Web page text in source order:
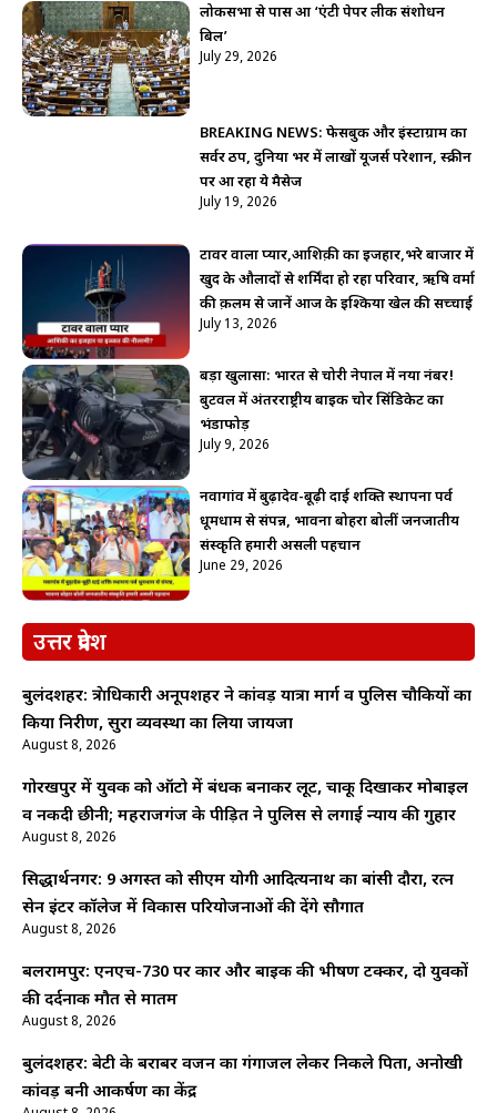
लोकसभा से पास हुआ ‘एंटी पेपर लीक संशोधन
बिल’
July 29, 2026
BREAKING NEWS: फेसबुक और इंस्टाग्राम का
सर्वर ठप, दुनिया भर में लाखों यूजर्स परेशान, स्क्रीन
पर आ रहा ये मैसेज
July 19, 2026
टावर वाला प्यार,आशिक़ी का इजहार,भरे बाजार में
खुद के औलादों से शर्मिंदा हो रहा परिवार, ऋषि वर्मा
की क़लम से जानें आज के इश्किया खेल की सच्चाई
July 13, 2026
बड़ा खुलासा: भारत से चोरी नेपाल में नया नंबर!
बुटवल में अंतरराष्ट्रीय बाइक चोर सिंडिकेट का
भंडाफोड़
July 9, 2026
नवागांव में बुढ़ादेव-बूढ़ी दाई शक्ति स्थापना पर्व
धूमधाम से संपन्न, भावना बोहरा बोलीं जनजातीय
संस्कृति हमारी असली पहचान
June 29, 2026
उत्तर प्रदेश
बुलंदशहर: क्षेत्राधिकारी अनूपशहर ने कांवड़ यात्रा मार्ग व पुलिस चौकियों का
किया निरीक्षण, सुरक्षा व्यवस्था का लिया जायजा
August 8, 2026
गोरखपुर में युवक को ऑटो में बंधक बनाकर लूट, चाकू दिखाकर मोबाइल
व नकदी छीनी; महराजगंज के पीड़ित ने पुलिस से लगाई न्याय की गुहार
August 8, 2026
सिद्धार्थनगर: 9 अगस्त को सीएम योगी आदित्यनाथ का बांसी दौरा, रत्न
सेन इंटर कॉलेज में विकास परियोजनाओं की देंगे सौगात
August 8, 2026
बलरामपुर: एनएच-730 पर कार और बाइक की भीषण टक्कर, दो युवकों
की दर्दनाक मौत से मातम
August 8, 2026
बुलंदशहर: बेटी के बराबर वजन का गंगाजल लेकर निकले पिता, अनोखी
कांवड़ बनी आकर्षण का केंद्र